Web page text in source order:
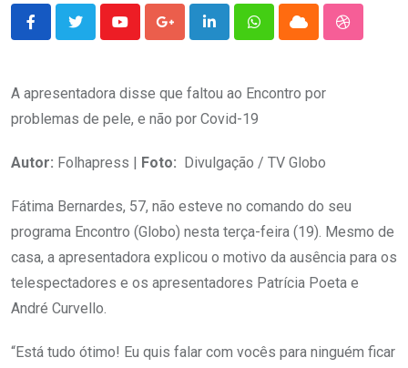
YoutubeGoogle+LinkedInWhatsappCloud
A apresentadora disse que faltou ao Encontro por
problemas de pele, e não por Covid-19
Autor: Folhapress | Foto: Divulgação / TV Globo
Fátima Bernardes, 57, não esteve no comando do seu
programa Encontro (Globo) nesta terça-feira (19). Mesmo de
casa, a apresentadora explicou o motivo da ausência para os
telespectadores e os apresentadores Patrícia Poeta e
André Curvello.
“Está tudo ótimo! Eu quis falar com vocês para ninguém ficar